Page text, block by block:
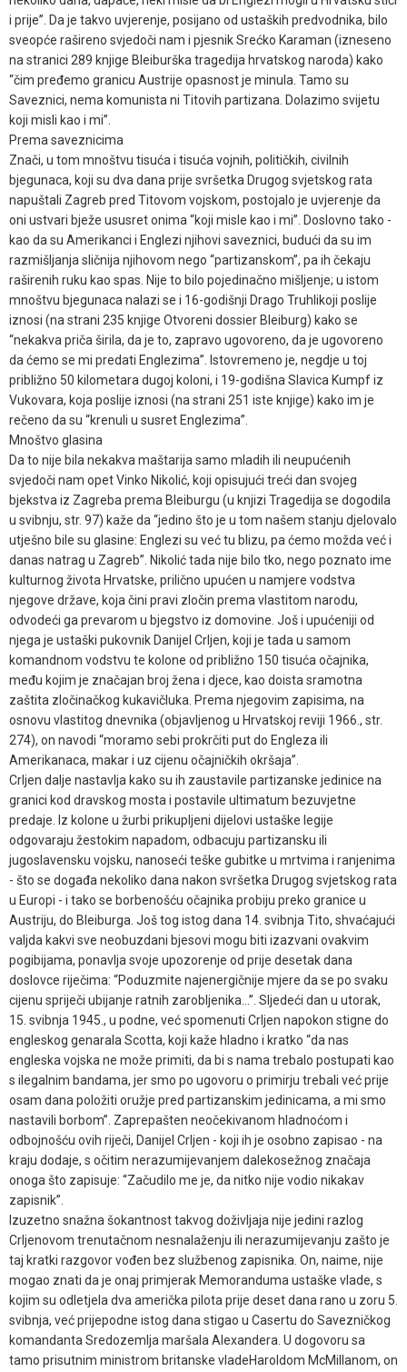
i prije”. Da je takvo uvjerenje, posijano od ustaških predvodnika, bilo
sveopće rašireno svjedoči nam i pjesnik Srećko Karaman (izneseno
na stranici 289 knjige Bleiburška tragedija hrvatskog naroda) kako
“čim pređemo granicu Austrije opasnost je minula. Tamo su
Saveznici, nema komunista ni Titovih partizana. Dolazimo svijetu
koji misli kao i mi”.
Prema saveznicima
Znači, u tom mnoštvu tisuća i tisuća vojnih, političkih, civilnih
bjegunaca, koji su dva dana prije svršetka Drugog svjetskog rata
napuštali Zagreb pred Titovom vojskom, postojalo je uvjerenje da
oni ustvari bježe ususret onima “koji misle kao i mi”. Doslovno tako -
kao da su Amerikanci i Englezi njihovi saveznici, budući da su im
razmišljanja sličnija njihovom nego “partizanskom”, pa ih čekaju
raširenih ruku kao spas. Nije to bilo pojedinačno mišljenje; u istom
mnoštvu bjegunaca nalazi se i 16-godišnji Drago Truhlikoji poslije
iznosi (na strani 235 knjige Otvoreni dossier Bleiburg) kako se
“nekakva priča širila, da je to, zapravo ugovoreno, da je ugovoreno
da ćemo se mi predati Englezima”. Istovremeno je, negdje u toj
približno 50 kilometara dugoj koloni, i 19-godišna Slavica Kumpf iz
Vukovara, koja poslije iznosi (na strani 251 iste knjige) kako im je
rečeno da su “krenuli u susret Englezima”.
Mnoštvo glasina
Da to nije bila nekakva maštarija samo mladih ili neupućenih
svjedoči nam opet Vinko Nikolić, koji opisujući treći dan svojeg
bjekstva iz Zagreba prema Bleiburgu (u knjizi Tragedija se dogodila
u svibnju, str. 97) kaže da “jedino što je u tom našem stanju djelovalo
utješno bile su glasine: Englezi su već tu blizu, pa ćemo možda već i
danas natrag u Zagreb”. Nikolić tada nije bilo tko, nego poznato ime
kulturnog života Hrvatske, prilično upućen u namjere vodstva
njegove države, koja čini pravi zločin prema vlastitom narodu,
odvodeći ga prevarom u bjegstvo iz domovine. Još i upućeniji od
njega je ustaški pukovnik Danijel Crljen, koji je tada u samom
komandnom vodstvu te kolone od približno 150 tisuća očajnika,
među kojim je značajan broj žena i djece, kao doista sramotna
zaštita zločinačkog kukavičluka. Prema njegovim zapisima, na
osnovu vlastitog dnevnika (objavljenog u Hrvatskoj reviji 1966., str.
274), on navodi “moramo sebi prokrčiti put do Engleza ili
Amerikanaca, makar i uz cijenu očajničkih okršaja”.
Crljen dalje nastavlja kako su ih zaustavile partizanske jedinice na
granici kod dravskog mosta i postavile ultimatum bezuvjetne
predaje. Iz kolone u žurbi prikupljeni dijelovi ustaške legije
odgovaraju žestokim napadom, odbacuju partizansku ili
jugoslavensku vojsku, nanoseći teške gubitke u mrtvima i ranjenima
- što se događa nekoliko dana nakon svršetka Drugog svjetskog rata
u Europi - i tako se borbenošću očajnika probiju preko granice u
Austriju, do Bleiburga. Još tog istog dana 14. svibnja Tito, shvaćajući
valjda kakvi sve neobuzdani bjesovi mogu biti izazvani ovakvim
pogibijama, ponavlja svoje upozorenje od prije desetak dana
doslovce riječima: “Poduzmite najenergičnije mjere da se po svaku
cijenu spriječi ubijanje ratnih zarobljenika...”. Sljedeći dan u utorak,
15. svibnja 1945., u podne, već spomenuti Crljen napokon stigne do
engleskog genarala Scotta, koji kaže hladno i kratko “da nas
engleska vojska ne može primiti, da bi s nama trebalo postupati kao
s ilegalnim bandama, jer smo po ugovoru o primirju trebali već prije
osam dana položiti oružje pred partizanskim jedinicama, a mi smo
nastavili borbom”. Zaprepašten neočekivanom hladnoćom i
odbojnošću ovih riječi, Danijel Crljen - koji ih je osobno zapisao - na
kraju dodaje, s očitim nerazumijevanjem dalekosežnog značaja
onoga što zapisuje: “Začudilo me je, da nitko nije vodio nikakav
zapisnik”.
Izuzetno snažna šokantnost takvog doživljaja nije jedini razlog
Crljenovom trenutačnom nesnalaženju ili nerazumijevanju zašto je
taj kratki razgovor vođen bez službenog zapisnika. On, naime, nije
mogao znati da je onaj primjerak Memoranduma ustaške vlade, s
kojim su odletjela dva američka pilota prije deset dana rano u zoru 5.
svibnja, već prijepodne istog dana stigao u Casertu do Savezničkog
komandanta Sredozemlja maršala Alexandera. U dogovoru sa
tamo prisutnim ministrom britanske vladeHaroldom McMillanom, on